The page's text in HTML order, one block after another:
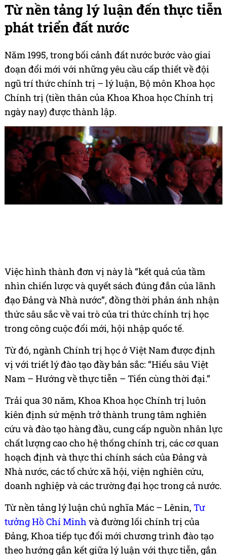
Từ nền tảng lý luận đến thực tiễn
phát triển đất nước
Năm 1995, trong bối cảnh đất nước bước vào giai
đoạn đổi mới với những yêu cầu cấp thiết về đội
ngũ trí thức chính trị – lý luận, Bộ môn Khoa học
Chính trị (tiền thân của Khoa Khoa học Chính trị
ngày nay) được thành lập.
Việc hình thành đơn vị này là “kết quả của tầm
nhìn chiến lược và quyết sách đúng đắn của lãnh
đạo Đảng và Nhà nước”, đồng thời phản ánh nhận
thức sâu sắc về vai trò của tri thức chính trị học
trong công cuộc đổi mới, hội nhập quốc tế.
Từ đó, ngành Chính trị học ở Việt Nam được định
vị với triết lý đào tạo đầy bản sắc: “Hiểu sâu Việt
Nam – Hướng về thực tiễn – Tiến cùng thời đại.”
Trải qua 30 năm, Khoa Khoa học Chính trị luôn
kiên định sứ mệnh trở thành trung tâm nghiên
cứu và đào tạo hàng đầu, cung cấp nguồn nhân lực
chất lượng cao cho hệ thống chính trị, các cơ quan
hoạch định và thực thi chính sách của Đảng và
Nhà nước, các tổ chức xã hội, viện nghiên cứu,
doanh nghiệp và các trường đại học trong cả nước.
Từ nền tảng lý luận chủ nghĩa Mác – Lênin, Tư
tưởng Hồ Chí Minh và đường lối chính trị của
Đảng, Khoa tiếp tục đổi mới chương trình đào tạo
theo hướng gắn kết giữa lý luận với thực tiễn, gắn